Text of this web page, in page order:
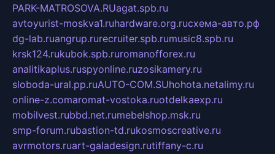
PARK-MATROSOVA.RUagat.spb.ru
avtoyurist-moskva1.ruhardware.org.ruсхема-авто.рф
dg-lab.ruangrup.rurecruiter.spb.rumusic8.spb.ru
krsk124.rukubok.spb.ruromanofforex.ru
analitikaplus.ruspyonline.ruzosikamery.ru
sloboda-ural.pp.ruAUTO-COM.SUhohota.netalimy.ru
online-z.comaromat-vostoka.ruotdelkaexp.ru
mobilvest.rubbd.net.rumebelshop.msk.ru
smp-forum.rubastion-td.rukosmoscreative.ru
avrmotors.ruart-galadesign.rutiffany-c.ru